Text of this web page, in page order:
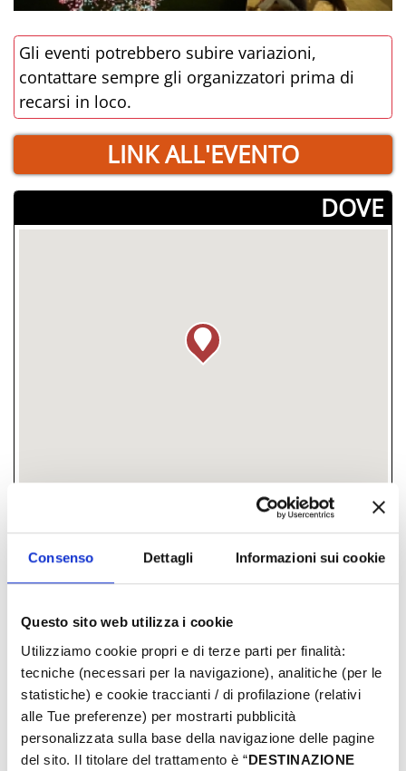
Consenso Dettagli Informazioni sui cookie
Questo sito web utilizza i cookie
Utilizziamo cookie propri e di terze parti per finalità:
tecniche (necessari per la navigazione), analitiche (per le
statistiche) e cookie traccianti / di profilazione (relativi
alle Tue preferenze) per mostrarti pubblicità
personalizzata sulla base della navigazione delle pagine
del sito. Il titolare del trattamento è “DESTINAZIONE
Gli eventi potrebbero subire variazioni,
contattare sempre gli organizzatori prima di
recarsi in loco.
LINK ALL'EVENTO
­DOVE
Piazzale Capitaneria di Porto, fraz. Igea
­ GRATUITO
GIORNI & ORARI
Junio-2026
Lun
Mar Mer Juev Vier Sab
01
02 03 04 05 06
07